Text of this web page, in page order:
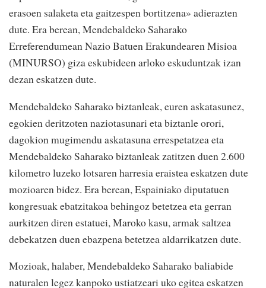
erasoen salaketa eta gaitzespen bortitzena» adierazten
dute. Era berean, Mendebaldeko Saharako
Erreferendumean Nazio Batuen Erakundearen Misioa
(MINURSO) giza eskubideen arloko eskuduntzak izan
dezan eskatzen dute.
Mendebaldeko Saharako biztanleak, euren askatasunez,
egokien deritzoten naziotasunari eta biztanle orori,
dagokion mugimendu askatasuna errespetatzea eta
Mendebaldeko Saharako biztanleak zatitzen duen 2.600
kilometro luzeko lotsaren harresia eraistea eskatzen dute
mozioaren bidez. Era berean, Espainiako diputatuen
kongresuak ebatzitakoa behingoz betetzea eta gerran
aurkitzen diren estatuei, Maroko kasu, armak saltzea
debekatzen duen ebazpena betetzea aldarrikatzen dute.
Mozioak, halaber, Mendebaldeko Saharako baliabide
naturalen legez kanpoko ustiatzeari uko egitea eskatzen